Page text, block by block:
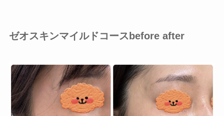
ゼオスキンマイルドコースbefore after